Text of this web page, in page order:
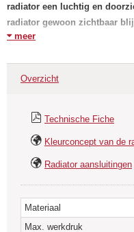
radiator een luchtig en
radiator gewoon zichtbaar
de capaciteit als het
respectabel. De Lupinus is
Toepassing
werkkamer, studeer- en
Deze designradiator is
te worden aangesloten.
Standaard is de Lupinus
meer
Overzicht
Technische Fiche
Kleurconcept van de
Radiator aansluitingen
Materiaal
Max. werkdruk